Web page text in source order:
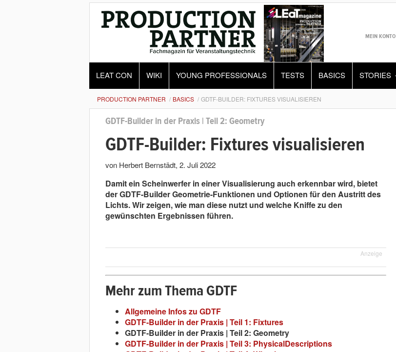
MEIN KONTO
LEAT CON WIKI YOUNG PROFESSIONALS TESTS BASICS STORIES
PRODUCTION PARTNER BASICS GDTF-BUILDER: FIXTURES VISUALISIEREN
GDTF-Builder in der Praxis | Teil 2: Geometry
GDTF-Builder: Fixtures visualisieren
von Herbert Bernstädt, 2. Juli 2022
Damit ein Scheinwerfer in einer Visualisierung auch erkennbar wird, bietet
der GDTF-Builder Geometrie-Funktionen und Optionen für den Austritt des
Lichts. Wir zeigen, wie man diese nutzt und welche Kniffe zu den
gewünschten Ergebnissen führen.
Anzeige
Mehr zum Thema GDTF
Allgemeine Infos zu GDTF
GDTF-Builder in der Praxis | Teil 1: Fixtures
GDTF-Builder in der Praxis | Teil 2: Geometry
GDTF-Builder in der Praxis | Teil 3: PhysicalDescriptions